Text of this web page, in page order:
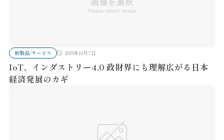
新製品/サービス 2015年10月7日
IoT、インダストリー4.0 政財界にも理解広がる日本
経済発展のカギ